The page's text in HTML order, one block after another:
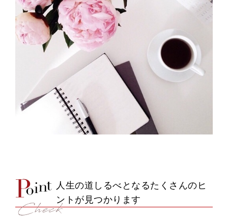
人生の道しるべとなるたくさんのヒ
ントが見つかります